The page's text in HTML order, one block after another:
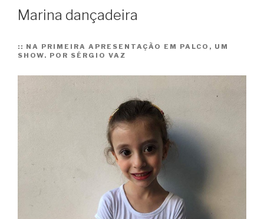
Marina dançadeira
:: NA PRIMEIRA APRESENTAÇÃO EM PALCO, UM
SHOW. POR SÉRGIO VAZ